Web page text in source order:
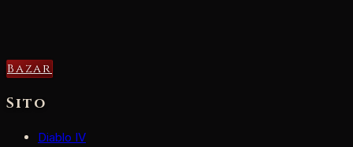
Bazar
Sito
Diablo IV